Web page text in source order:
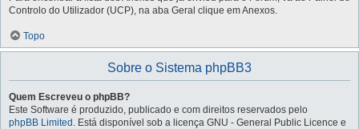
Controlo do Utilizador (UCP), na aba Geral clique em Anexos.
Topo
Sobre o Sistema phpBB3
Quem Escreveu o phpBB?
Este Software é produzido, publicado e com direitos reservados pelo
phpBB Limited . Está disponível sob a licença GNU - General Public Licence e